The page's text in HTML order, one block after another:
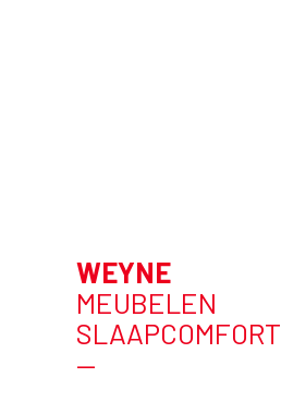
WEYNE
MEUBELEN
SLAAPCOMFORT
—